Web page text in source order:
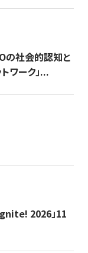
の社会的認知と
ワーク」...
2026」11